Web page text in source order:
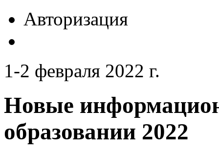
Авторизация
1-2 февраля 2022 г.
Новые
образовании 2022